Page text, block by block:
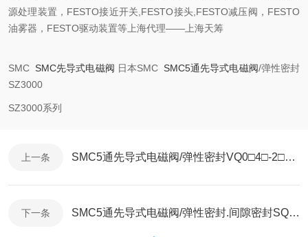
源处理装置，FESTO接近开关,FESTO接头,FESTO减压阀，FESTO
油雾器，FESTO驱动装置等上海代理——上海天筹
SMC SMC先导式电磁阀 日本SMCSMC5通先导式电磁阀/弹性密封
SZ3000
SZ3000系列
上一条 SMC5通先导式电磁阀/弹性密封VQ0□4□-2□4□系列
下一条 SMC5通先导式电磁阀/弹性密封.间隙密封SQ1000